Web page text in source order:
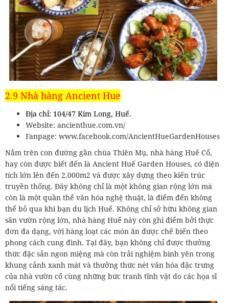
2.9 Nhà hàng Ancient Hue
Địa chỉ: 104/47 Kim Long, Huế.
Website: ancienthue.com.vn/
Fanpage: www.facebook.com/AncientHueGardenHouses
Nằm trên con đường gần chùa Thiên Mụ, nhà hàng Huế Cổ,
hay còn được biết đến là Ancient Huế Garden Houses, có diện
tích lớn lên đến 2.000m2 và được xây dựng theo kiến trúc
truyền thống. Đây không chỉ là một không gian rộng lớn mà
còn là một quần thể văn hóa nghệ thuật, là điểm đến không
thể bỏ qua khi bạn du lịch Huế. Không chỉ sở hữu không gian
sân vườn rộng lớn, nhà hàng Huế này còn ghi điểm bởi thực
đơn đa dạng, với hàng loạt các món ăn được chế biến theo
phong cách cung đình. Tại đây, bạn không chỉ được thưởng
thức đặc sản ngon miệng mà còn trải nghiệm bình yên trong
khung cảnh xanh mát và thưởng thức nét văn hóa đặc trưng
của nhà vườn cổ cùng những bức tranh tĩnh vật do các họa sĩ
nổi tiếng sáng tác.